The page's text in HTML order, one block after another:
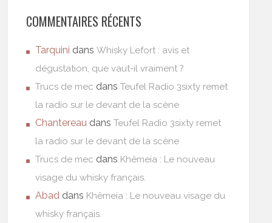
COMMENTAIRES RÉCENTS
Tarquini dansWhisky Lefort : avis et
dégustation, que vaut-il vraiment ?
Trucs de mec dansTeufel Radio 3sixty remet
la radio sur le devant de la scène
Chantereau dansTeufel Radio 3sixty remet
la radio sur le devant de la scène
Trucs de mec dans Khêmeia : Le nouveau
visage du whisky français.
Abad dans Khêmeia : Le nouveau visage du
whisky français.